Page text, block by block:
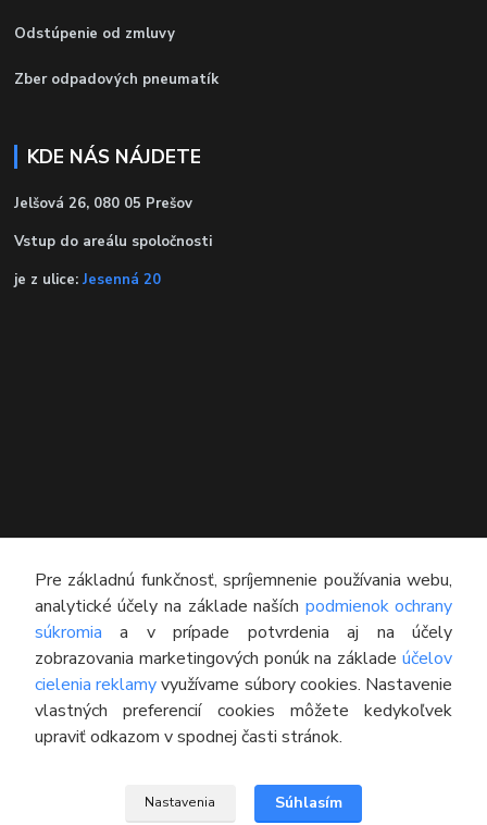
Odstúpenie od zmluvy
Zber odpadových pneumatík
KDE NÁS NÁJDETE
Jelšová 26, 080 05 Prešov
Vstup do areálu spoločnosti
je z ulice: Jesenná 20
KONTAKT
Technický poradca
0948 609 608
(Po-Pia, 8:00-16:30)
info@pneumatikyaprotektory.sk
Pre základnú funkčnosť, spríjemnenie používania webu,
analytické účely na základe naších podmienok ochrany
súkromia a v prípade potvrdenia aj na účely
zobrazovania marketingových ponúk na základeúčelov
cielenia reklamyvyužívame súbory cookies. Nastavenie
vlastných preferencií cookies môžete kedykoľvek
upraviť odkazom v spodnej časti stránok.
Nastavenia Súhlasím